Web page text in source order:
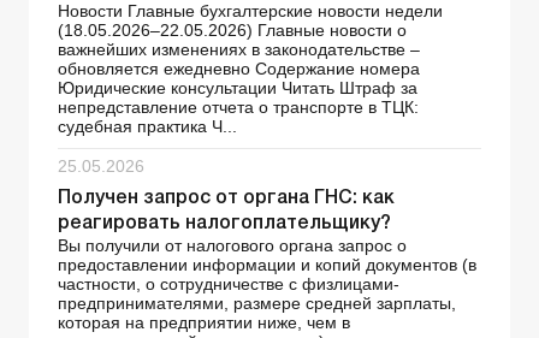
Новости Главные бухгалтерские новости недели
(18.05.2026–22.05.2026) Главные новости о
важнейших изменениях в законодательстве –
обновляется ежедневно Содержание номера
Юридические консультации Читать Штраф за
непредставление отчета о транспорте в ТЦК:
судебная практика Ч...
25.05.2026
Получен запрос от органа ГНС: как
реагировать налогоплательщику?
Вы получили от налогового органа запрос о
предоставлении информации и копий документов (в
частности, о сотрудничестве с физлицами-
предпринимателями, размере средней зарплаты,
которая на предприятии ниже, чем в